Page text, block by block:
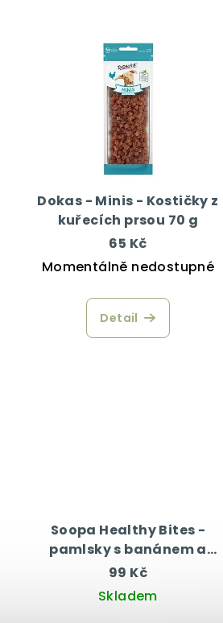
Dokas - Minis - Kostičky z
kuřecích prsou 70 g
65 Kč
Momentálně nedostupné
Detail
Soopa Healthy Bites -
pamlsky s banánem a
arašídovým máslem 50 g
99 Kč
Skladem